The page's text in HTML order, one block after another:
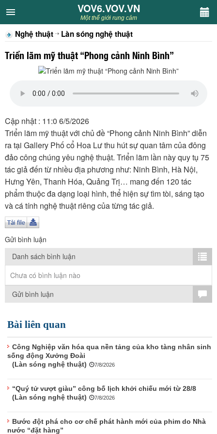
VOV6.VOV.VN
CHUYÊN MỤC
Khách VOV6
Sân khấu
Thiếu nhi
Kết nối VOV6
TÌM KIẾM
Vận hành bởi QI Corp
VOV6.VOV.VN
Một thế giới rung cảm
Nghệ thuật Làn sóng nghệ thuật
Triển lãm mỹ thuật “Phong cảnh Ninh Bình”
Cập nhật : 11:0 6/5/2026
Triển lãm mỹ thuật với chủ đề “Phong cảnh Ninh Bình” diễn
ra tại Gallery Phố cổ Hoa Lư thu hút sự quan tâm của đông
đảo công chúng yêu nghệ thuật. Triển lãm lần này quy tụ 75
tác giả đến từ nhiều địa phương như: Ninh Bình, Hà Nội,
Hưng Yên, Thanh Hóa, Quảng Trị… mang đến 120 tác
phẩm thuộc đa dạng loại hình, thể hiện sự tìm tòi, sáng tạo
và cá tính nghệ thuật riêng của từng tác giả.
Gửi bình luận
Danh sách bình luận
Chưa có bình luận nào
Gửi bình luận
Bài liên quan
Công Nghiệp văn hóa qua nền tảng của kho tàng nhân sinh
sống động Xưởng Đoài
(Làn sóng nghệ thuật)
7/8/2026
“Quý tử vượt giàu” công bố lịch khởi chiếu mới từ 28/8
(Làn sóng nghệ thuật)
7/8/2026
Bước đột phá cho cơ chế phát hành mới của phim do Nhà
nước “đặt hàng”